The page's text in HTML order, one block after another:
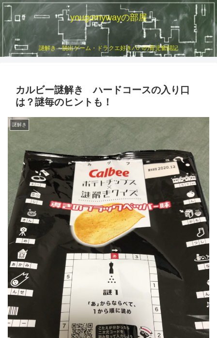
yougomywayの部屋
謎解き・脱出ゲーム・ドラクエ好きパパの育児奮闘記
カルビー謎解き ハードコースの入り口
は？謎毎のヒントも！
謎解き